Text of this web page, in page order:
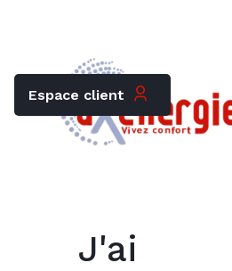
Espace client
J'ai